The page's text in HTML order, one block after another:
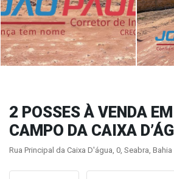
2 POSSES À VENDA
CAMPO DA CAIXA
Rua Principal da Caixa D'água, 0, Seabra, Bahia